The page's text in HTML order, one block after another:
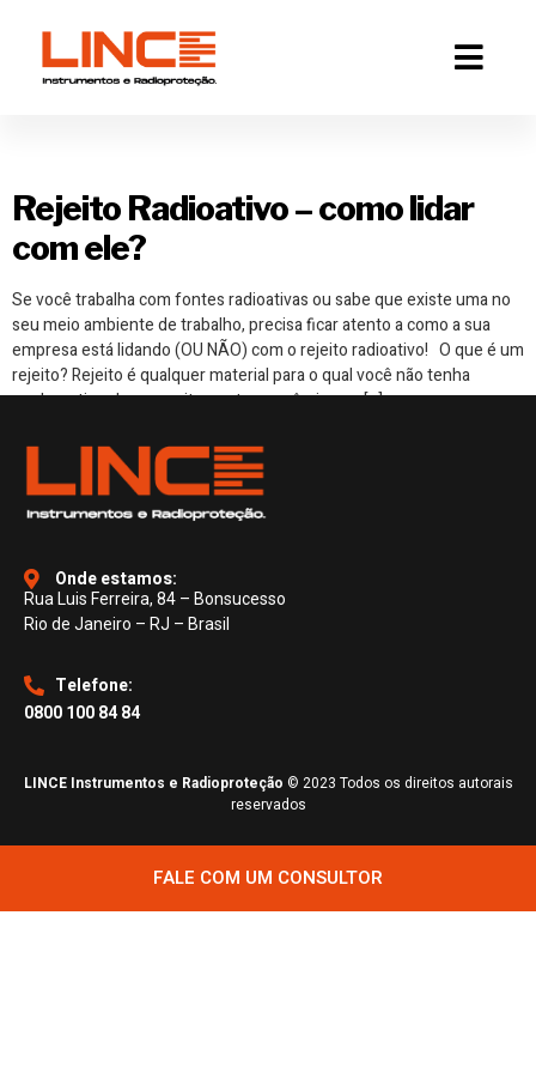
Rejeito Radioativo – como lidar
com ele?
Se você trabalha com fontes radioativas ou sabe que existe uma no
seu meio ambiente de trabalho, precisa ficar atento a como a sua
empresa está lidando (OU NÃO) com o rejeito radioativo! O que é um
rejeito? Rejeito é qualquer material para o qual você não tenha
nenhum tipo de aproveitamento econômico ou […]
Onde estamos:
Rua Luis Ferreira, 84 – Bonsucesso
Rio de Janeiro – RJ – Brasil
Telefone:
0800 100 84 84
LINCE Instrumentos e Radioproteção © 2023 Todos os direitos autorais
reservados
FALE COM UM CONSULTOR